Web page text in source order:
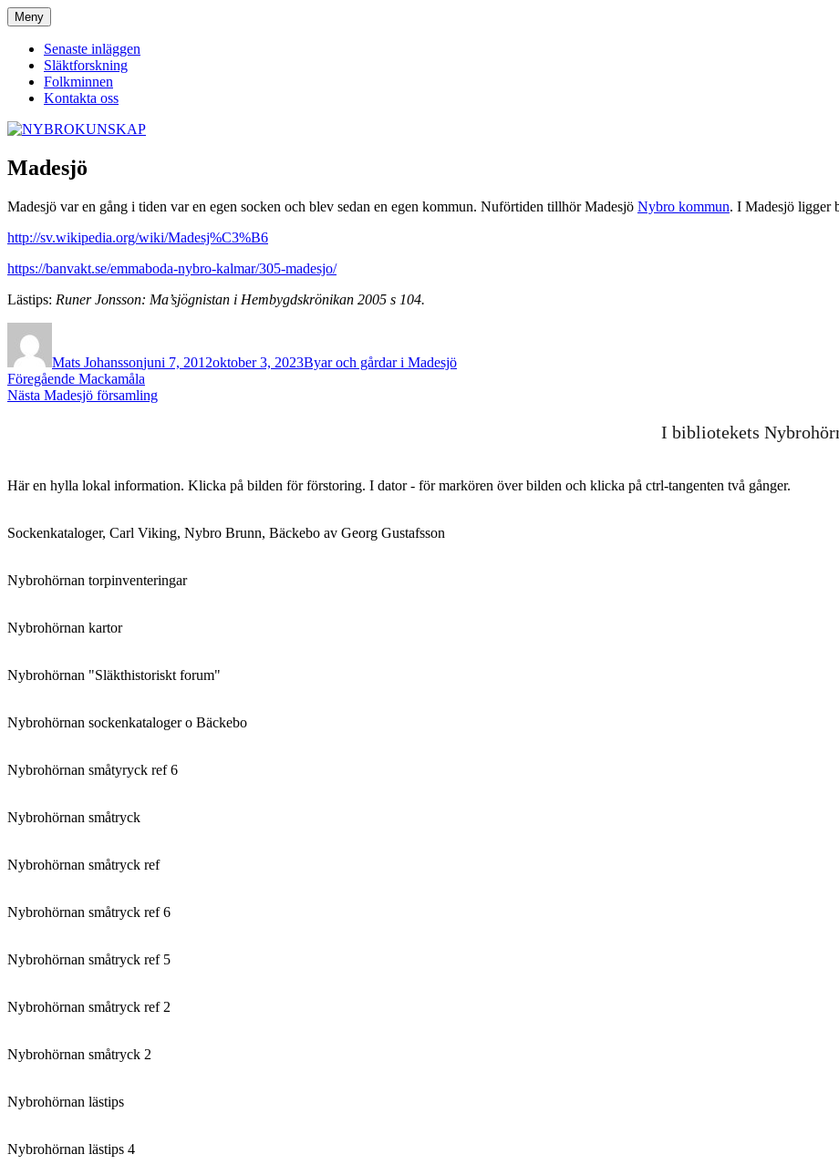
Hoppa
till
innehåll
NYBROKUNSKAP
Meny
Senaste inläggen
Släktforskning
Folkminnen
Kontakta oss
Madesjö
Madesjö var en gång i tiden var en egen socken och blev sedan en egen kommun. Nuförtiden tillhör Madesjö Nybro kommun. I Madesjö ligger
http://sv.wikipedia.org/wiki/Madesj%C3%B6
https://banvakt.se/emmaboda-nybro-kalmar/305-madesjo/
Lästips: Runer Jonsson: Ma’sjögnistan i Hembygdskrönikan 2005 s 104.
Mats Johanssonjuni 7, 2012oktober 3, 2023Byar och gårdar i Madesjö
Inläggsnavigering
Föregående Föregående
inlägg:
Mackamåla
Nästa Nästa
Madesjö församling
I bibliotekets
Här en hylla lokal information. Klicka på bilden för förstoring. I dator - för markören över bilden och klicka på ctrl-tangenten två gånger.
Sockenkataloger, Carl Viking, Nybro Brunn, Bäckebo av Georg Gustafsson
Nybrohörnan torpinventeringar
Nybrohörnan kartor
Nybrohörnan "Släkthistoriskt forum"
Nybrohörnan sockenkataloger o Bäckebo
Nybrohörnan småtyryck ref 6
Nybrohörnan småtryck
Nybrohörnan småtryck ref
Nybrohörnan småtryck ref 6
Nybrohörnan småtryck ref 5
Nybrohörnan småtryck ref 2
Nybrohörnan småtryck 2
Nybrohörnan lästips
Nybrohörnan lästips 4